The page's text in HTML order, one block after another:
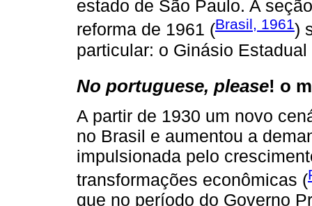
estado de São Paulo. A
reforma de 1961 (Brasil, 1961)
particular: o Ginásio
No portuguese, please! o
A partir de 1930 um novo
no Brasil e aumentou a
impulsionada pelo
transformações econômicas (
que no período do Governo